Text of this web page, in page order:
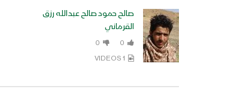
صالح حمود صالح عبدالله رزق
القرماني
0
0
1 VIDEOS